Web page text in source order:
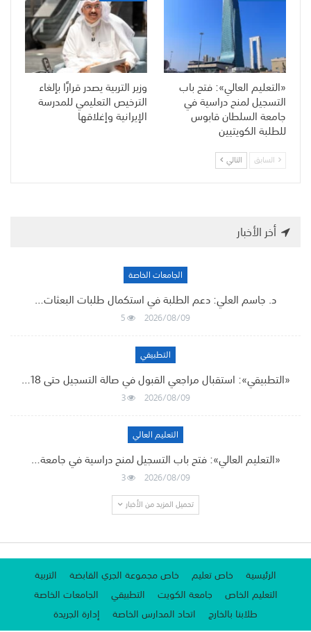
«التعليم العالي»: فتح باب
التسجيل لمنح دراسية في
جامعة السلطان قابوس
للطلبة الكويتيين
وزير التربية يصدر قرارًا بإلغاء
الترخيص التعليمي للمدرسة
الإيرانية وإغلاقها
السابق التالي
أخر الأخبار
الجامعات الخاصة
د. جاسم العلي: دعم الطلبة في استكمال طلبات البعثات…
2026/08/09
5
التطبيقي
«التطبيقي»: استقبال مراجعي القبول في صالة التسجيل حتى 18…
2026/08/09
3
التعليم العالي
«التعليم العالي»: فتح باب التسجيل لمنح دراسية في جامعة…
2026/08/09
3
تحميل المزيد من الأخبار
الرئيسية خاص تعليم خاص مجموعة الجري القابضة
التربية
التعليم الخاص
جامعة الكويت التطبيقي
الجامعات الخاصة
طلابنا بالخارج
اتحاد المدارس الخاصة إدارة الجريدة